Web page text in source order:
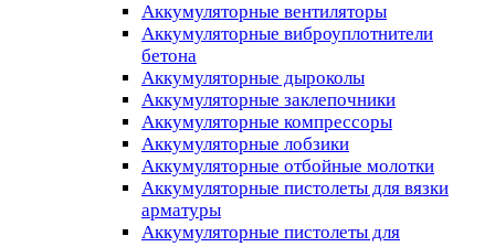
Аккумуляторные вентиляторы
Аккумуляторные виброуплотнители
бетона
Аккумуляторные дыроколы
Аккумуляторные заклепочники
Аккумуляторные компрессоры
Аккумуляторные лобзики
Аккумуляторные отбойные молотки
Аккумуляторные пистолеты для вязки
арматуры
Аккумуляторные пистолеты для